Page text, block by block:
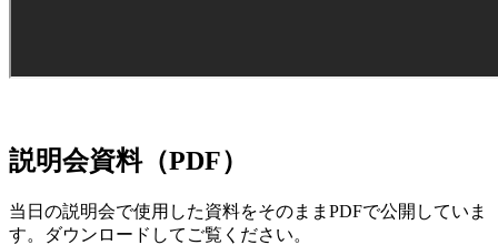
説明会資料（PDF）
当日の説明会で使用した資料をそのままPDFで公開していま
す。ダウンロードしてご覧ください。